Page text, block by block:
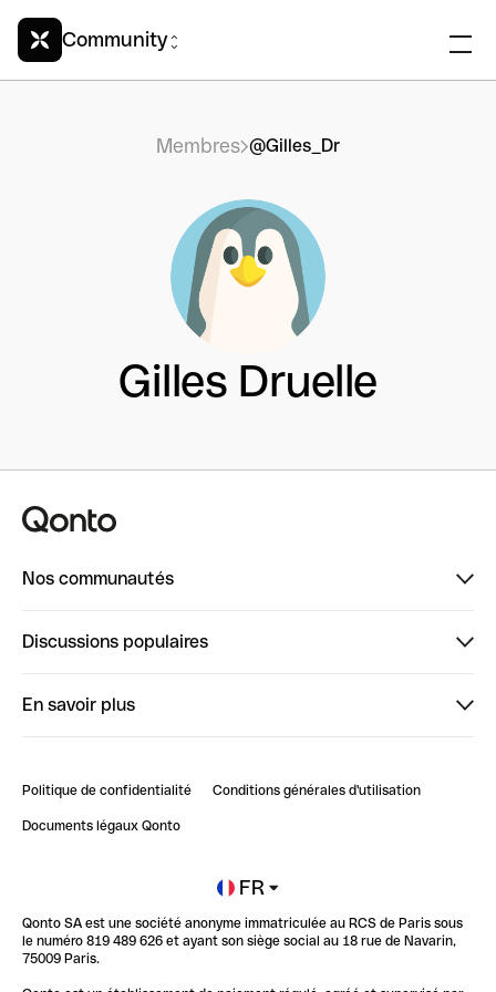
Community
Membres @Gilles_Dr
Gilles Druelle
Nos communautés
ClubQonto
Discussions populaires
Impact de l'IA sur les carrières/productivité
En savoir plus
Blog
Newsroom
Glossaire finance
Politique de confidentialité Conditions générales d'utilisation
Documents légaux Qonto
FR
Qonto SA est une société anonyme immatriculée au RCS de Paris sous
le numéro 819 489 626 et ayant son siège social au 18 rue de Navarin,
75009 Paris.